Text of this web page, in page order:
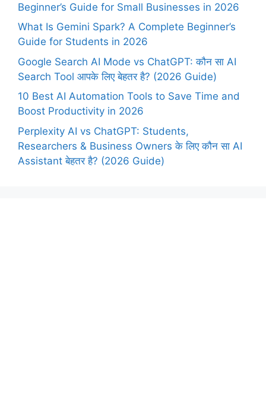
Beginner’s Guide for Small Businesses in 2026
What Is Gemini Spark? A Complete Beginner’s
Guide for Students in 2026
Google Search AI Mode vs ChatGPT: कौन सा AI
Search Tool आपके लिए बेहतर है? (2026 Guide)
10 Best AI Automation Tools to Save Time and
Boost Productivity in 2026
Perplexity AI vs ChatGPT: Students,
Researchers & Business Owners के लिए कौन सा AI
Assistant बेहतर है? (2026 Guide)